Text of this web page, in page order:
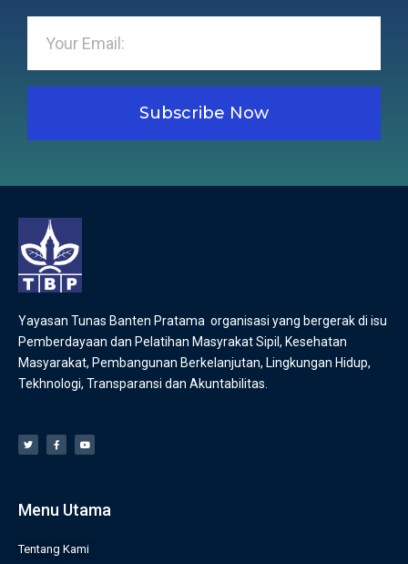
Subscribe Now
Yayasan Tunas Banten Pratama organisasi yang bergerak di isu
Pemberdayaan dan Pelatihan Masyrakat Sipil, Kesehatan
Masyarakat, Pembangunan Berkelanjutan, Lingkungan Hidup,
Tekhnologi, Transparansi dan Akuntabilitas.
Menu Utama
Tentang Kami